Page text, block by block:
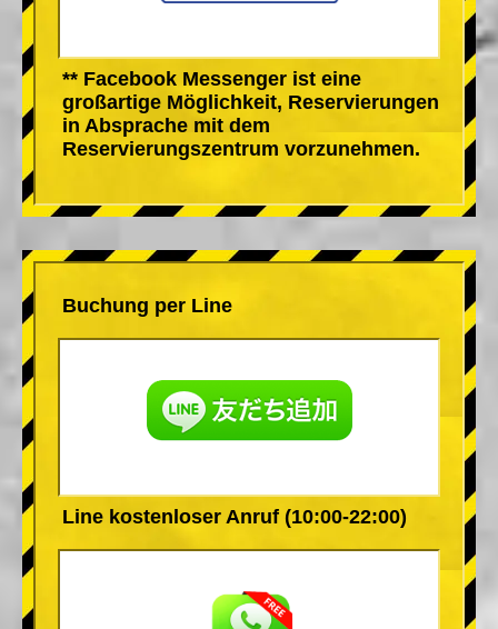
** Facebook Messenger ist eine
großartige Möglichkeit, Reservierungen
in Absprache mit dem
Reservierungszentrum vorzunehmen.
Buchung per Line
Line kostenloser Anruf (10:00-22:00)